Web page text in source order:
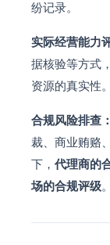
纷记录。
实际经营能力
据核验等方式
资源的真实性。
合规风险排查：
裁、商业贿赂
下， 代理商的
场的合规评级。